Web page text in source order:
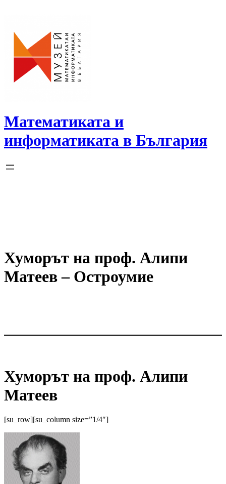
Математиката и
информатиката в България
Хуморът на проф. Алипи
Матеев – Остроумие
Хуморът на проф. Алипи
Матеев
[su_row][su_column size=”1/4″]